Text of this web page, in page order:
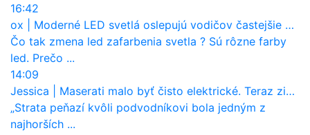
16:42
ox
Moderné LED svetlá oslepujú vodičov častejšie než staré halogény
Čo tak zmena led zafarbenia svetla ? Sú rôzne farby
led. Prečo ...
14:09
Jessica
Maserati malo byť čisto elektrické. Teraz zisťuje, že potrebuje nový osemvalcový motor
„Strata peňazí kvôli podvodníkovi bola jedným z
najhorších ...